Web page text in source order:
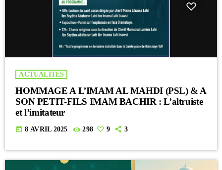
ACTUALITES
HOMMAGE A L’IMAM AL MAHDI (PSL) & A
SON PETIT-FILS IMAM BACHIR : L’altruiste
et l’imitateur
today 8 AVRIL 2025 298 9 3